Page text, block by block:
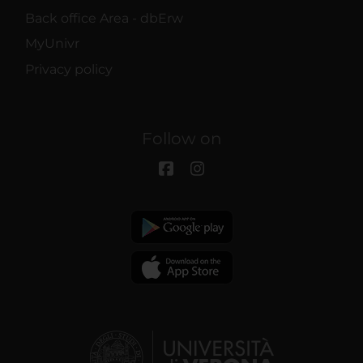
Back office Area - dbErw
MyUnivr
Privacy policy
Follow on